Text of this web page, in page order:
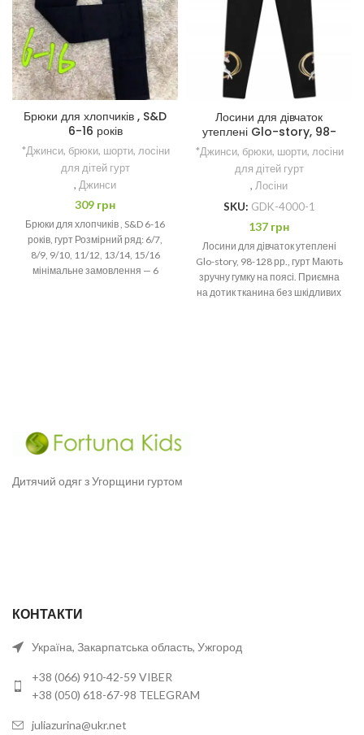
Брюки для хлопчиків , S&D
6-16 років
*Джинси, брюки, шорти, лосіни
для дітей гурт
, Джинси
309 грн
Брюки для хлопчиків , S&D 6-16
років, гурт Розмірний ряд: 6/7,
8/9, 9/10, 11/12, 13/14, 15/16
мінімальне замовлення — 6
Лосини для дівчаток
утеплені Glo-story, 98-
128 рр.
*Джинси, брюки, шорти, лосіни
для дітей гурт
, Лосіни
SKU: GDK-4000-1
137 грн
Лосини для дівчаток утеплені
Glo-story, 98-128 рр., гурт Мають
зручну гумку на поясі. Приємна
на дотик тканина без шкідливих
Дитячий одяг з Угорщини гуртом
КОНТАКТИ
Україна, Закарпатська область, Ужгород
+38 (066) 910-42-59 VIBER
+38 (050) 618-67-98 TELEGRAM
juliazurina@ukr.net